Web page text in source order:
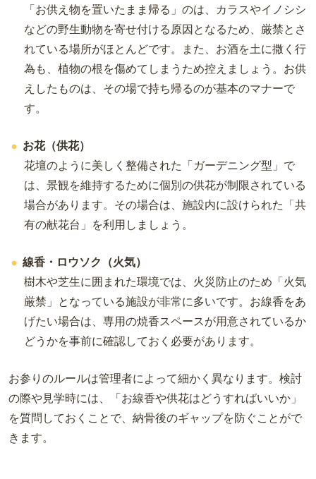
「お供え物を置いたまま帰る」のは、カラスやイノシシ
などの野生動物を寄せ付ける原因となるため、厳禁とさ
れている場所がほとんどです。また、お酒を土に撒く行
為も、植物の根を傷めてしまうため控えましょう。お供
えしたものは、その場で持ち帰るのが基本のマナーで
す。
お花（供花）
花壇のように美しく整備された「ガーデニング型」で
は、景観を維持するために個別の供花が制限されている
場合があります。その場合は、施設内に設けられた「共
有の献花台」を利用しましょう。
線香・ロウソク（火気）
樹木や芝生に囲まれた環境では、火災防止のため「火気
厳禁」となっている施設が非常に多いです。お線香をあ
げたい場合は、専用の焼香スペースが用意されているか
どうかを事前に確認しておく必要があります。
お参りのルールは管理者によって細かく異なります。検討
の際や見学時には、「お線香や供花はどうすればいいか」
を質問しておくことで、納骨後のギャップを防ぐことがで
きます。